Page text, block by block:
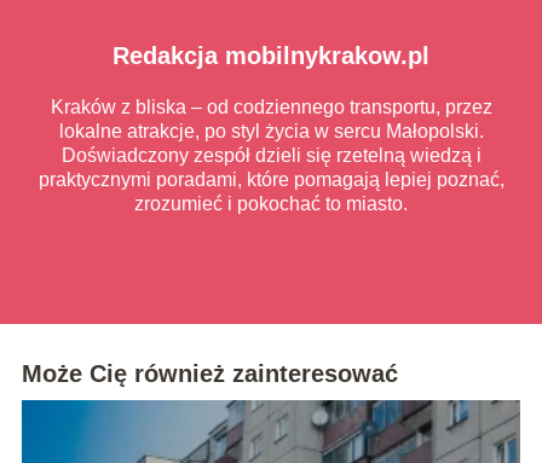
Redakcja mobilnykrakow.pl
Kraków z bliska – od codziennego transportu, przez
lokalne atrakcje, po styl życia w sercu Małopolski.
Doświadczony zespół dzieli się rzetelną wiedzą i
praktycznymi poradami, które pomagają lepiej poznać,
zrozumieć i pokochać to miasto.
Może Cię również zainteresować